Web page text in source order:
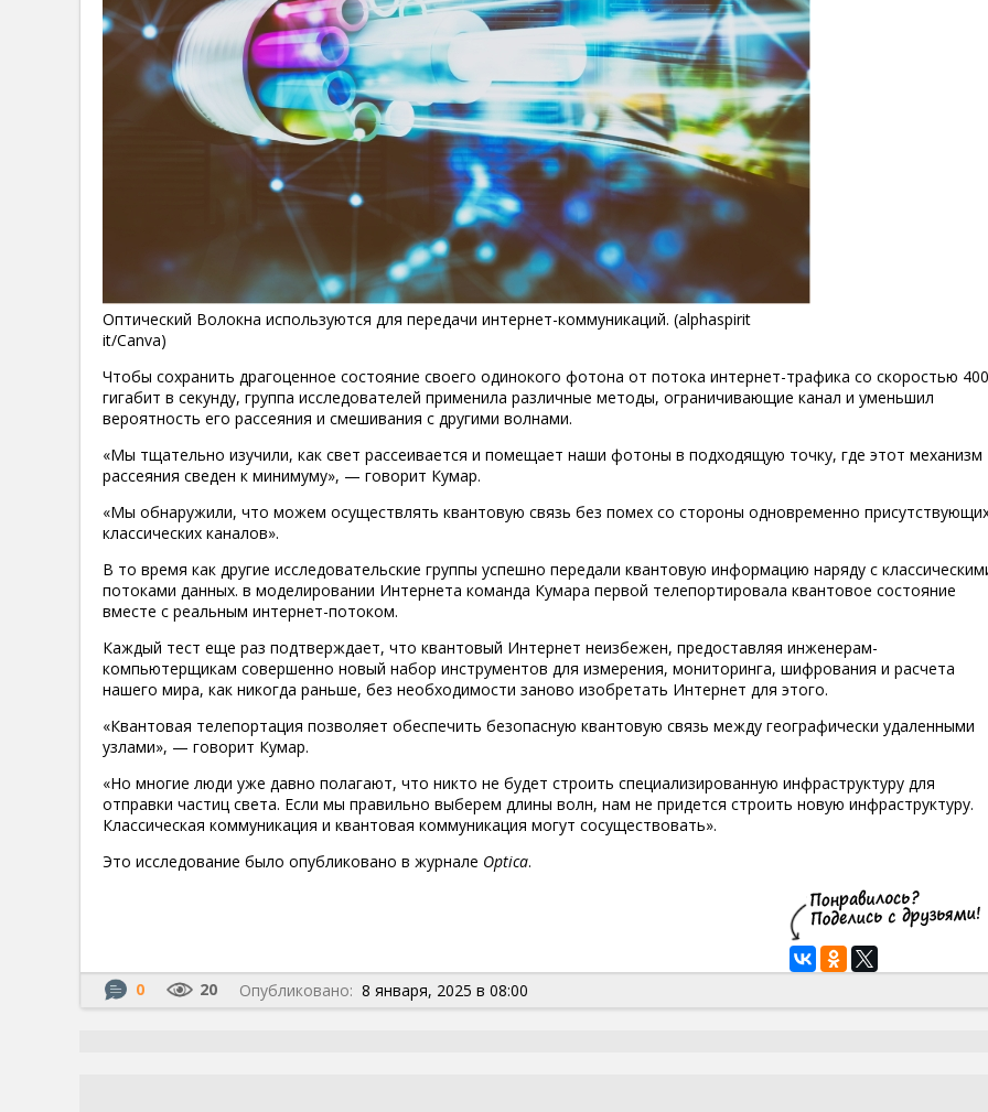
Оптический Волокна используются для передачи интернет-коммуникаций. (alphaspirit
it/Canva)
Чтобы сохранить драгоценное состояние своего одинокого фотона от потока интернет-трафика со скоростью 400
гигабит в секунду, группа исследователей применила различные методы, ограничивающие канал и уменьшил
вероятность его рассеяния и смешивания с другими волнами.
«Мы тщательно изучили, как свет рассеивается и помещает наши фотоны в подходящую точку, где этот механизм
рассеяния сведен к минимуму», — говорит Кумар.
«Мы обнаружили, что можем осуществлять квантовую связь без помех со стороны одновременно
классических каналов».
В то время как другие исследовательские группы успешно передали квантовую информацию наряду с
потоками данных. в моделировании Интернета команда Кумара первой телепортировала квантовое состояние
вместе с реальным интернет-потоком.
Каждый тест еще раз подтверждает, что квантовый Интернет неизбежен, предоставляя инженерам-
компьютерщикам совершенно новый набор инструментов для измерения, мониторинга, шифрования и расчета
нашего мира, как никогда раньше, без необходимости заново изобретать Интернет для этого.
«Квантовая телепортация позволяет обеспечить безопасную квантовую связь между географически удаленными
узлами», — говорит Кумар.
«Но многие люди уже давно полагают, что никто не будет строить специализированную инфраструктуру для
отправки частиц света. Если мы правильно выберем длины волн, нам не придется строить новую инфраструктуру.
Классическая коммуникация и квантовая коммуникация могут сосуществовать».
Это исследование было опубликовано в журнале Optica.
0 20 Опубликовано: 8 января, 2025 в 08:00